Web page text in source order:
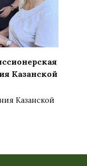
Казанской
Казанской